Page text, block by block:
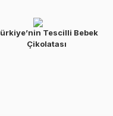
Tescilli Bebek
Çikolatası